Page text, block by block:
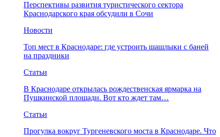
Перспективы развития туристического сектора
Краснодарского края обсудили в Сочи
Новости
Топ мест в Краснодаре: где устроить шашлыки с баней
на праздники
Статьи
В Краснодаре открылась рождественская ярмарка на
Пушкинской площади. Вот кто ждет там…
Статьи
Прогулка вокруг Тургеневского моста в Краснодаре. Что